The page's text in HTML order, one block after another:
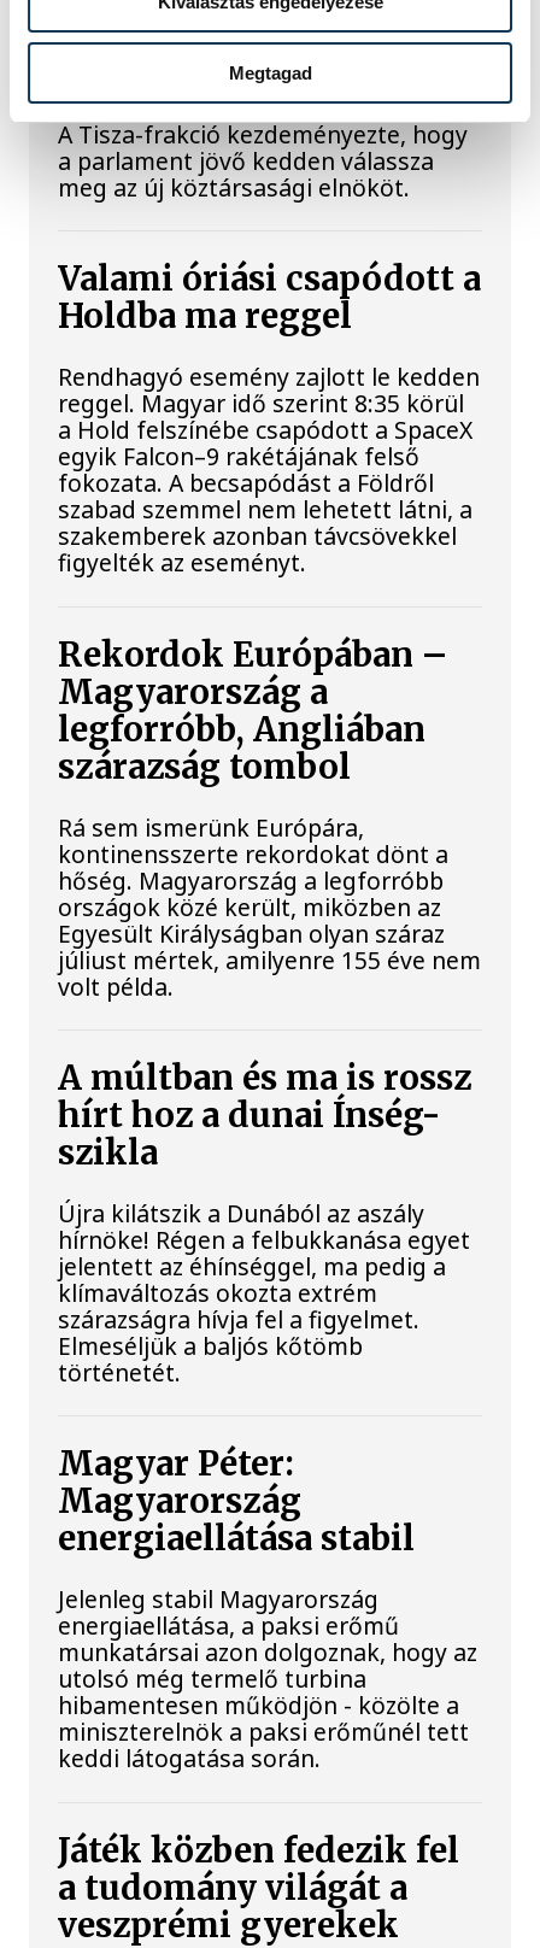
Megtagad
jövő kedden legyen az
államfőválasztás
A Tisza-frakció kezdeményezte, hogy
a parlament jövő kedden válassza
meg az új köztársasági elnököt.
Valami óriási csapódott a
Holdba ma reggel
Rendhagyó esemény zajlott le kedden
reggel. Magyar idő szerint 8:35 körül
a Hold felszínébe csapódott a SpaceX
egyik Falcon–9 rakétájának felső
fokozata. A becsapódást a Földről
szabad szemmel nem lehetett látni, a
szakemberek azonban távcsövekkel
figyelték az eseményt.
Rekordok Európában –
Magyarország a
legforróbb, Angliában
szárazság tombol
Rá sem ismerünk Európára,
kontinensszerte rekordokat dönt a
hőség. Magyarország a legforróbb
országok közé került, miközben az
Egyesült Királyságban olyan száraz
júliust mértek, amilyenre 155 éve nem
volt példa.
A múltban és ma is rossz
hírt hoz a dunai Ínség-
szikla
Újra kilátszik a Dunából az aszály
hírnöke! Régen a felbukkanása egyet
jelentett az éhínséggel, ma pedig a
klímaváltozás okozta extrém
szárazságra hívja fel a figyelmet.
Elmeséljük a baljós kőtömb
történetét.
Magyar Péter:
Magyarország
energiaellátása stabil
Jelenleg stabil Magyarország
energiaellátása, a paksi erőmű
munkatársai azon dolgoznak, hogy az
utolsó még termelő turbina
hibamentesen működjön - közölte a
miniszterelnök a paksi erőműnél tett
keddi látogatása során.
Játék közben fedezik fel
a tudomány világát a
veszprémi gyerekek